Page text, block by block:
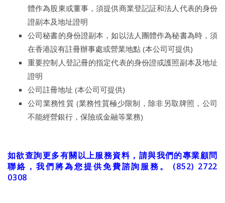
體作為股東或董事，須提供商業登記証和法人代表的身份
證副本及地址證明
公司秘書的身份證副本，如以法人團體作為秘書為時，須
在香港設有註冊辦事處或營業地點 (本公司可提供)
重要控制人登記冊的指定代表的身份證或護照副本及地址
證明
公司註冊地址 (本公司可提供)
公司業務性質 (業務性質極少限制，除非另取牌照，公司
不能經營銀行，保險或金融等業務)
如欲查詢更多有關以上服務資料，請與我們的專業顧問
聯絡，我們將為您提供免費諮詢服務。 (852) 2722
0308